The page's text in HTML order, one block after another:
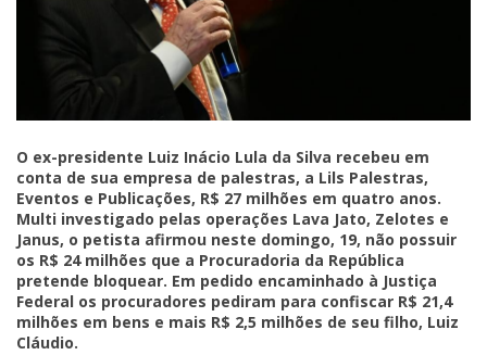
O ex-presidente Luiz Inácio Lula da Silva recebeu em
conta de sua empresa de palestras, a Lils Palestras,
Eventos e Publicações, R$ 27 milhões em quatro anos.
Multi investigado pelas operações Lava Jato, Zelotes e
Janus, o petista afirmou neste domingo, 19, não possuir
os R$ 24 milhões que a Procuradoria da República
pretende bloquear. Em pedido encaminhado à Justiça
Federal os procuradores pediram para confiscar R$ 21,4
milhões em bens e mais R$ 2,5 milhões de seu filho, Luiz
Cláudio.